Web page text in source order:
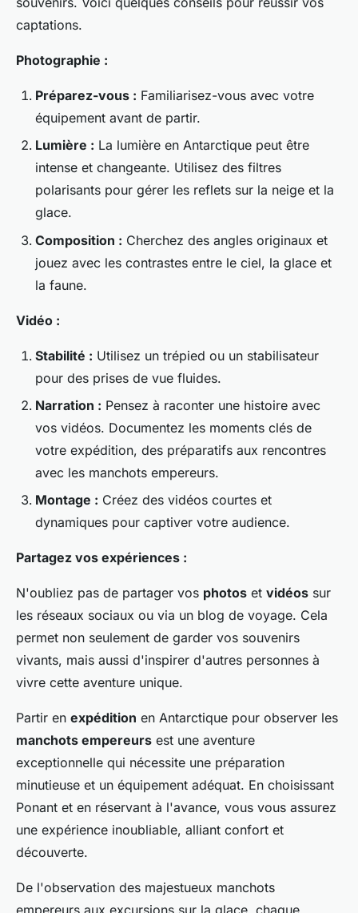
captations.
Photographie :
Préparez-vous : Familiarisez-vous avec votre
équipement avant de partir.
Lumière : La lumière en Antarctique peut être
intense et changeante. Utilisez des filtres
polarisants pour gérer les reflets sur la neige et la
glace.
Composition : Cherchez des angles originaux et
jouez avec les contrastes entre le ciel, la glace et
la faune.
Vidéo :
Stabilité : Utilisez un trépied ou un stabilisateur
pour des prises de vue fluides.
Narration : Pensez à raconter une histoire avec
vos vidéos. Documentez les moments clés de
votre expédition, des préparatifs aux rencontres
avec les manchots empereurs.
Montage : Créez des vidéos courtes et
dynamiques pour captiver votre audience.
Partagez vos expériences :
N'oubliez pas de partager vos photos et vidéos sur
les réseaux sociaux ou via un blog de voyage. Cela
permet non seulement de garder vos souvenirs
vivants, mais aussi d'inspirer d'autres personnes à
vivre cette aventure unique.
Partir en expédition en Antarctique pour observer les
manchots empereurs est une aventure
exceptionnelle qui nécessite une préparation
minutieuse et un équipement adéquat. En choisissant
Ponant et en réservant à l'avance, vous vous assurez
une expérience inoubliable, alliant confort et
découverte.
De l'observation des majestueux manchots